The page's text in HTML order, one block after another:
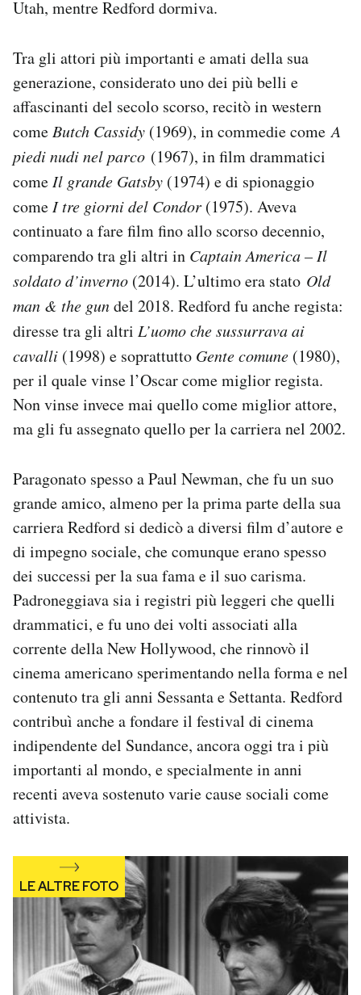
Hai bisogno di aiuto?
Utah, mentre Redford dormiva.
Tra gli attori più importanti e amati della sua
generazione, considerato uno dei più belli e
affascinanti del secolo scorso, recitò in western
come Butch Cassidy (1969), in commedie comeA
piedi nudi nel parco (1967), in film drammatici
come Il grande Gatsby (1974) e di spionaggio
come I tre giorni del Condor (1975). Aveva
continuato a fare film fino allo scorso decennio,
comparendo tra gli altri in Captain America – Il
soldato d’inverno (2014). L’ultimo era stato Old
man & the gundel 2018. Redford fu anche regista:
diresse tra gli altri L’uomo che sussurrava ai
cavalli (1998) e soprattutto Gente comune (1980),
per il quale vinse l’Oscar come miglior regista.
Non vinse invece mai quello come miglior attore,
ma gli fu assegnato quello per la carriera nel 2002.
Paragonato spesso a Paul Newman, che fu un suo
grande amico, almeno per la prima parte della sua
carriera Redford si dedicò a diversi film d’autore e
di impegno sociale, che comunque erano spesso
dei successi per la sua fama e il suo carisma.
Padroneggiava sia i registri più leggeri che quelli
drammatici, e fu uno dei volti associati alla
corrente della New Hollywood, che rinnovò il
cinema americano sperimentando nella forma e nel
contenuto tra gli anni Sessanta e Settanta. Redford
contribuì anche a fondare il festival di cinema
indipendente del Sundance, ancora oggi tra i più
importanti al mondo, e specialmente in anni
recenti aveva sostenuto varie cause sociali come
attivista.